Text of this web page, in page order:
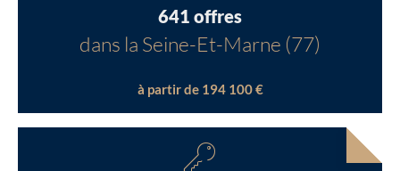
641 offres
dans la Seine-Et-Marne (77)
à partir de 194 100 €